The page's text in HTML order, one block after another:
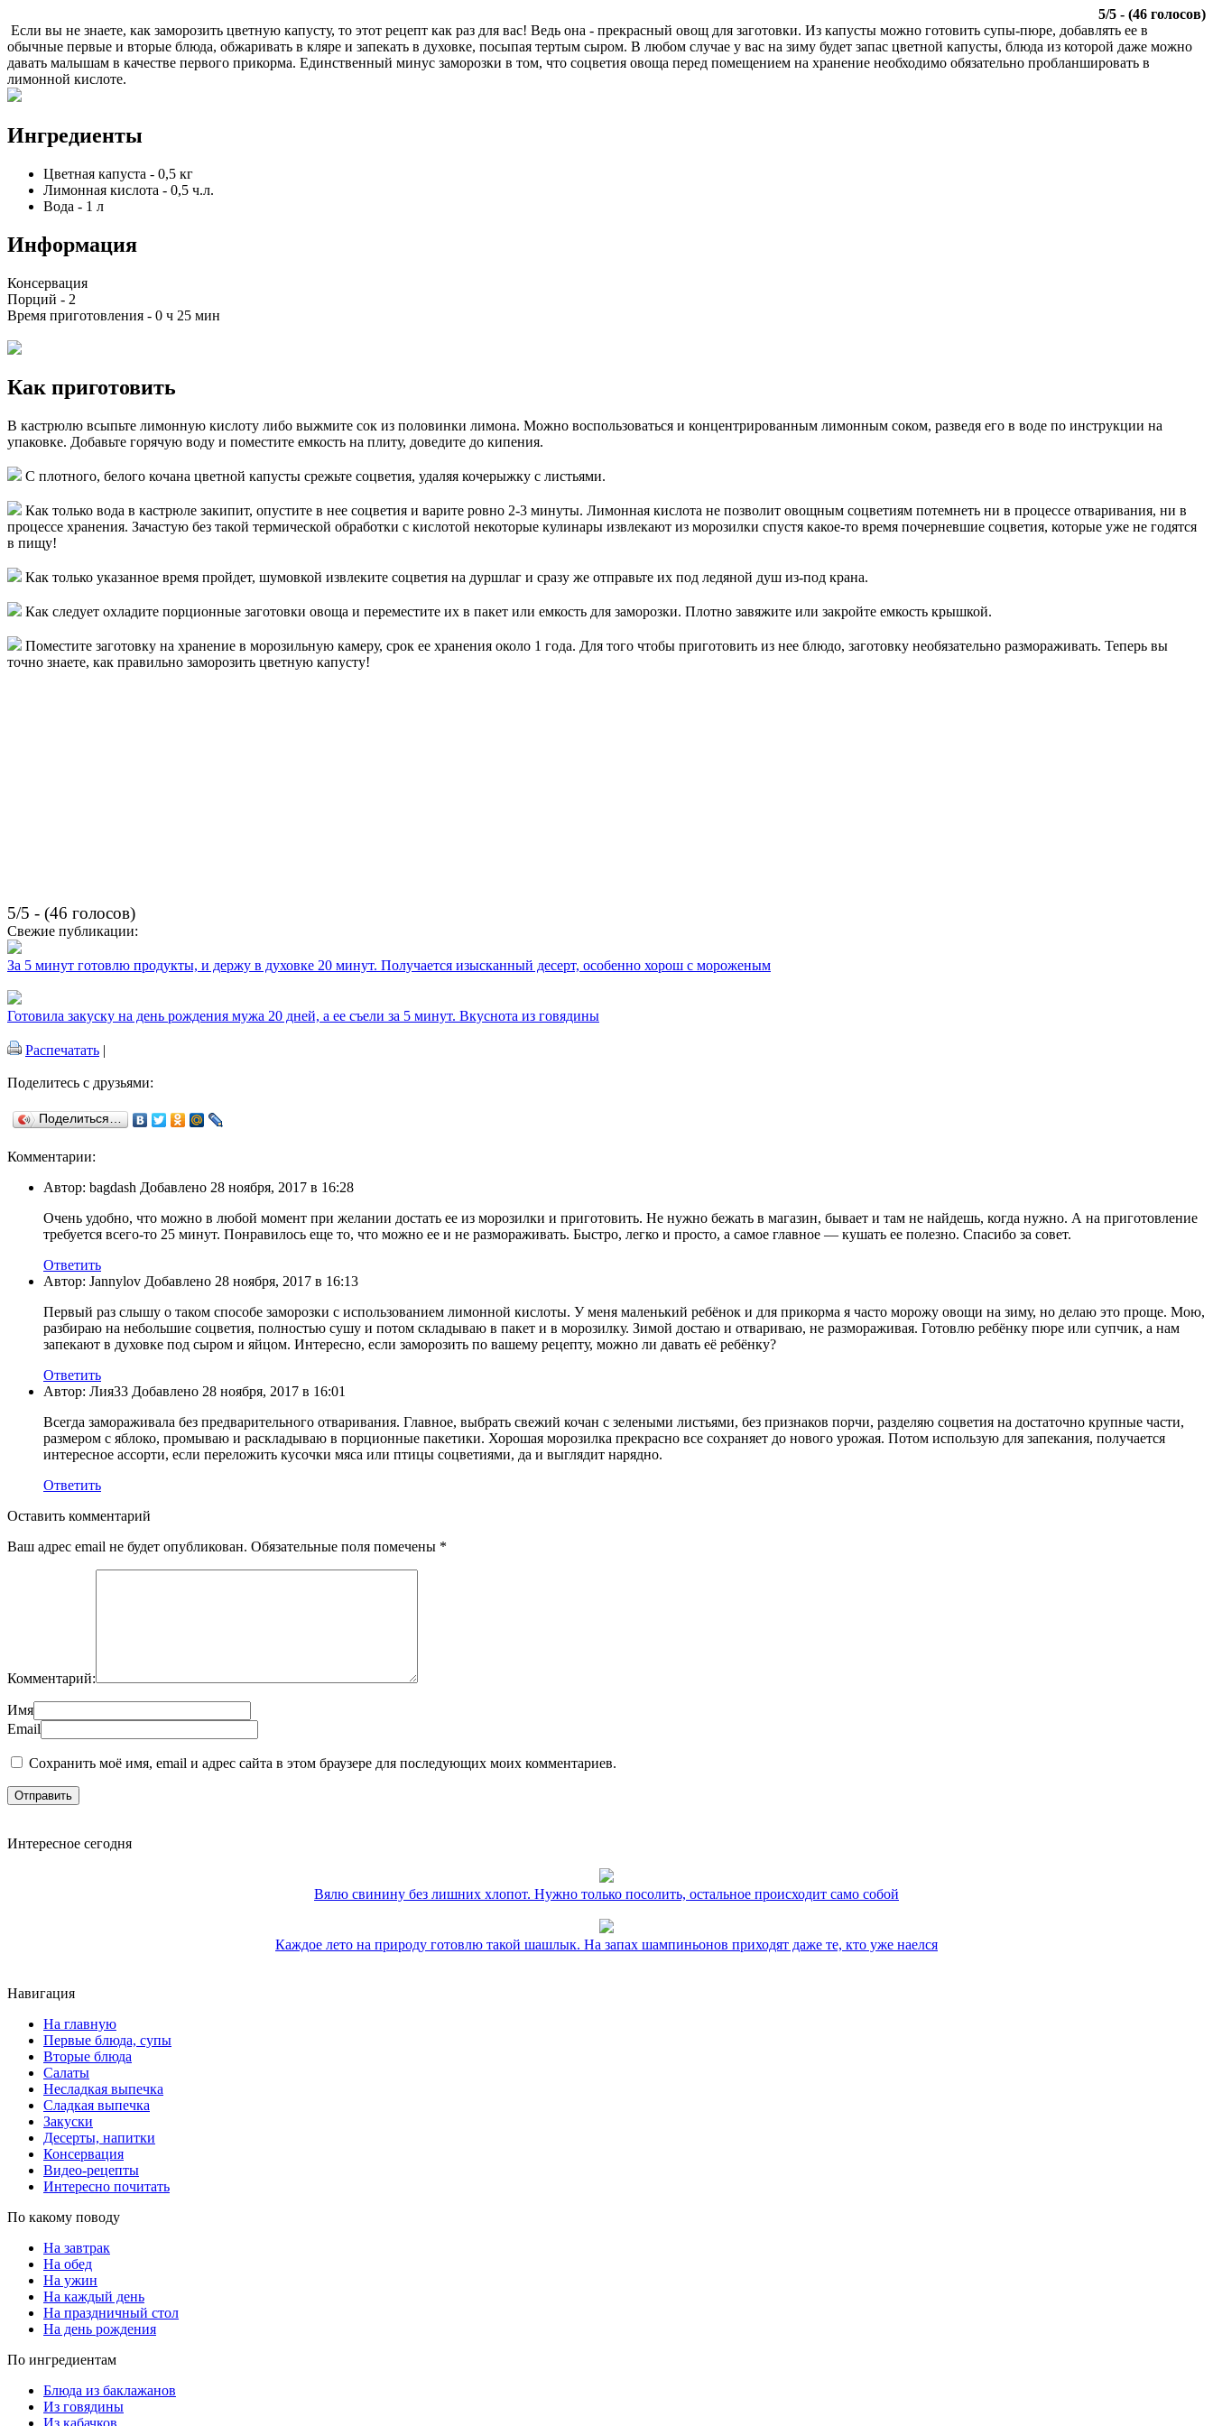
5/5 - (46 голосов)
Если вы не знаете, как заморозить цветную капусту, то этот рецепт как раз для вас! Ведь она - прекрасный овощ для заготовки. Из капусты можно готовить супы-пюре, добавлять ее в
обычные первые и вторые блюда, обжаривать в кляре и запекать в духовке, посыпая тертым сыром. В любом случае у вас на зиму будет запас цветной капусты, блюда из которой даже можно
давать малышам в качестве первого прикорма. Единственный минус заморозки в том, что соцветия овоща перед помещением на хранение необходимо обязательно пробланшировать в
лимонной кислоте.
Ингредиенты
Цветная капуста - 0,5 кг
Лимонная кислота - 0,5 ч.л.
Вода - 1 л
Информация
Консервация
Порций - 2
Время приготовления - 0 ч 25 мин
Как приготовить
В кастрюлю всыпьте лимонную кислоту либо выжмите сок из половинки лимона. Можно воспользоваться и концентрированным лимонным соком, разведя его в воде по инструкции на
упаковке. Добавьте горячую воду и поместите емкость на плиту, доведите до кипения.
С плотного, белого кочана цветной капусты срежьте соцветия, удаляя кочерыжку с листьями.
Как только вода в кастрюле закипит, опустите в нее соцветия и варите ровно 2-3 минуты. Лимонная кислота не позволит овощным соцветиям потемнеть ни в процессе отваривания, ни в
процессе хранения. Зачастую без такой термической обработки с кислотой некоторые кулинары извлекают из морозилки спустя какое-то время почерневшие соцветия, которые уже не годятся
в пищу!
Как только указанное время пройдет, шумовкой извлеките соцветия на дуршлаг и сразу же отправьте их под ледяной душ из-под крана.
Как следует охладите порционные заготовки овоща и переместите их в пакет или емкость для заморозки. Плотно завяжите или закройте емкость крышкой.
Поместите заготовку на хранение в морозильную камеру, срок ее хранения около 1 года. Для того чтобы приготовить из нее блюдо, заготовку необязательно размораживать. Теперь вы
точно знаете, как правильно заморозить цветную капусту!
5/5 - (46 голосов)
Свежие публикации:
За 5 минут готовлю продукты, и держу в духовке 20 минут. Получается изысканный десерт, особенно хорош с мороженым
Готовила закуску на день рождения мужа 20 дней, а ее съели за 5 минут. Вкуснота из говядины
Распечатать |
Поделитесь с друзьями:
Поделиться…
Комментарии:
Автор: bagdash Добавлено 28 ноября, 2017 в 16:28
Очень удобно, что можно в любой момент при желании достать ее из морозилки и приготовить. Не нужно бежать в магазин, бывает и там не найдешь, когда нужно. А на приготовление
требуется всего-то 25 минут. Понравилось еще то, что можно ее и не размораживать. Быстро, легко и просто, а самое главное — кушать ее полезно. Спасибо за совет.
Ответить
Автор: Jannylov Добавлено 28 ноября, 2017 в 16:13
Первый раз слышу о таком способе заморозки с использованием лимонной кислоты. У меня маленький ребёнок и для прикорма я часто морожу овощи на зиму, но делаю это проще. Мою,
разбираю на небольшие соцветия, полностью сушу и потом складываю в пакет и в морозилку. Зимой достаю и отвариваю, не размораживая. Готовлю ребёнку пюре или супчик, а нам
запекают в духовке под сыром и яйцом. Интересно, если заморозить по вашему рецепту, можно ли давать её ребёнку?
Ответить
Автор: Лия33 Добавлено 28 ноября, 2017 в 16:01
Всегда замораживала без предварительного отваривания. Главное, выбрать свежий кочан с зелеными листьями, без признаков порчи, разделяю соцветия на достаточно крупные части,
размером с яблоко, промываю и раскладываю в порционные пакетики. Хорошая морозилка прекрасно все сохраняет до нового урожая. Потом использую для запекания, получается
интересное ассорти, если переложить кусочки мяса или птицы соцветиями, да и выглядит нарядно.
Ответить
Оставить комментарий
Ваш адрес email не будет опубликован. Обязательные поля помечены *
Комментарий:
Имя
Email
Сохранить моё имя, email и адрес сайта в этом браузере для последующих моих комментариев.
Интересное сегодня
Вялю свинину без лишних хлопот. Нужно только посолить, остальное происходит само собой
Каждое лето на природу готовлю такой шашлык. На запах шампиньонов приходят даже те, кто уже наелся
Навигация
На главную
Первые блюда, супы
Вторые блюда
Салаты
Несладкая выпечка
Сладкая выпечка
Закуски
Десерты, напитки
Консервация
Видео-рецепты
Интересно почитать
По какому поводу
На завтрак
На обед
На ужин
На каждый день
На праздничный стол
На день рождения
По ингредиентам
Блюда из баклажанов
Из говядины